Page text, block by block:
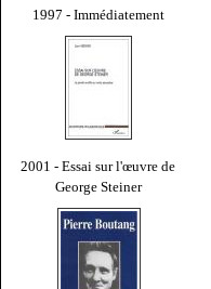
1997 - Immédiatement
2001 - Essai sur l'œuvre de
George Steiner